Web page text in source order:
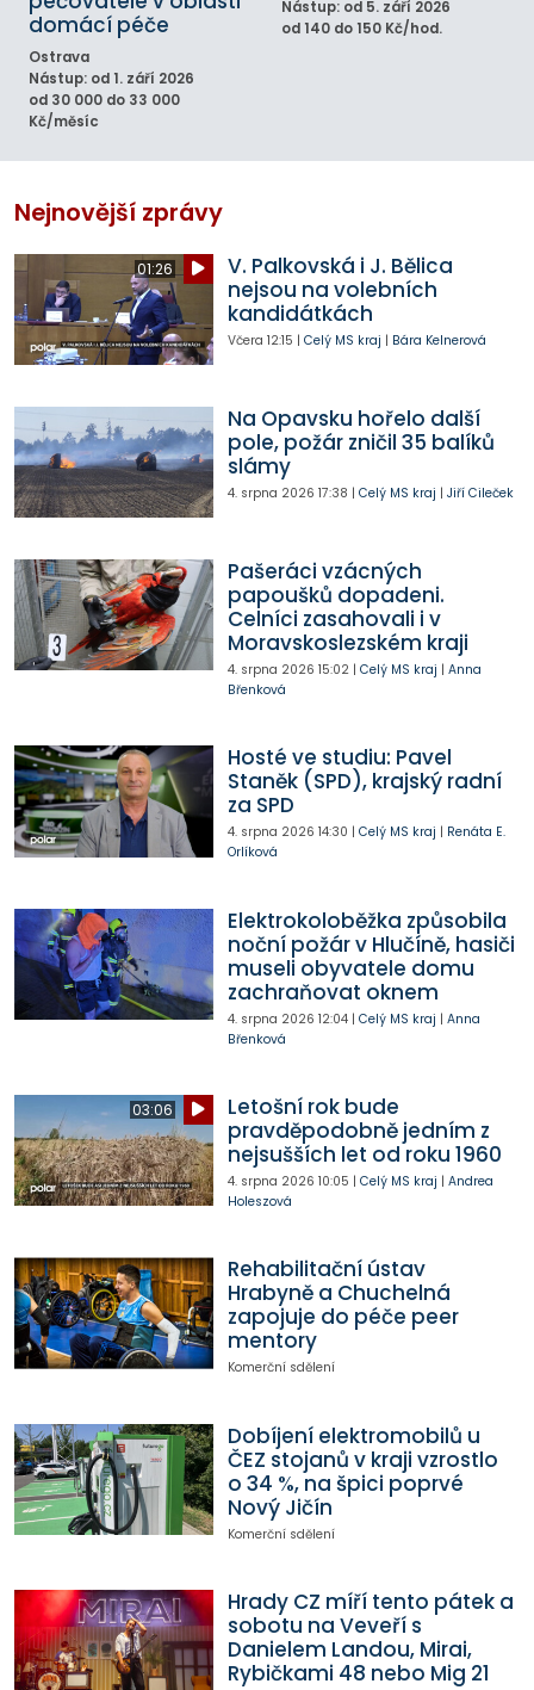
domácí péče
Ostrava
Nástup: od 1. září 2026
od 30 000 do 33 000
Kč/měsíc
Nástup: od 5. září 2026
od 140 do 150 Kč/hod.
Nejnovější zprávy
01:26
V. Palkovská i J. Bělica
nejsou na volebních
kandidátkách
Včera 12:15 | Celý MS kraj | Bára Kelnerová
Na Opavsku hořelo další
pole, požár zničil 35 balíků
slámy
4. srpna 2026 17:38 | Celý MS kraj | Jiří Cileček
Pašeráci vzácných
papoušků dopadeni.
Celníci zasahovali i v
Moravskoslezském kraji
4. srpna 2026 15:02| Celý MS kraj | Anna
Břenková
Hosté ve studiu: Pavel
Staněk (SPD), krajský radní
za SPD
4. srpna 2026 14:30 | Celý MS kraj | Renáta E.
Orlíková
Elektrokoloběžka způsobila
noční požár v Hlučíně, hasiči
museli obyvatele domu
zachraňovat oknem
4. srpna 2026 12:04| Celý MS kraj | Anna
Břenková
03:06
Letošní rok bude
pravděpodobně jedním z
nejsušších let od roku 1960
4. srpna 2026 10:05 | Celý MS kraj | Andrea
Holeszová
Rehabilitační ústav
Hrabyně a Chuchelná
zapojuje do péče peer
mentory
Komerční sdělení
Dobíjení elektromobilů u
ČEZ stojanů v kraji vzrostlo
o 34 %, na špici poprvé
Nový Jičín
Komerční sdělení
Hrady CZ míří tento pátek a
sobotu na Veveří s
Danielem Landou, Mirai,
Rybičkami 48 nebo Mig 21